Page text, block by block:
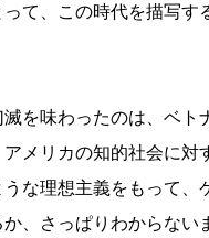
て、この時代を描写
を味わったのは、ベ
メリカの知的社会に
な理想主義をもって
、さっぱりわからな